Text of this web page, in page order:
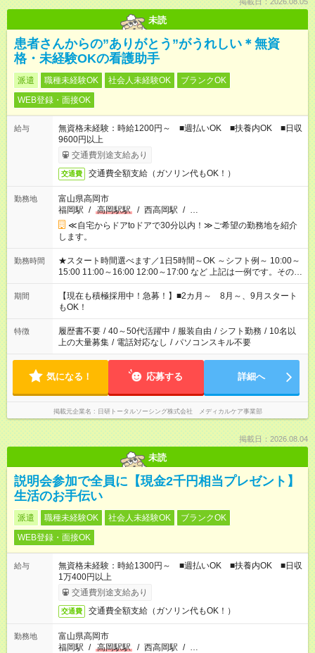
未読
患者さんからの”ありがとう”がうれしい＊無資
格・未経験OKの看護助手
派遣 職種未経験OK 社会人未経験OK
ブランクOK
WEB登録・面接OK
給与
無資格未経験：時給1200円～ ■週払いOK ■扶養内OK ■日収
9600円以上
交通費別途支給あり
交通費 交通費全額支給（ガソリン代もOK！）
勤務地
富山県高岡市
福岡駅 / 高岡駅駅 / 西高岡駅 / …
≪自宅からドアtoドアで30分以内！≫ご希望の勤務地を紹介
します。
勤務時間
★スタート時間選べます／1日5時間～OK ～シフト例～ 10:00～
15:00 11:00～16:00 12:00～17:00 など 上記は一例です。その他
シフトもご相談ください。 ※Wワークの場合当社と合わせて法
定労働時間が週40時間を超えなければOKです。
期間
【現在も積極採用中！急募！】■2カ月～ 8月～、9月スタート
もOK！
特徴 履歴書不要 / 40～50代活躍中 / 服装自由 / シフト勤務 / 10名以
上の大量募集 / 電話対応なし / パソコンスキル不要
気になる！ 応募する 詳細へ
掲載元企業名 日研トータルソーシング株式会社 メディカルケア事業部
掲載日：2026.08.04
未読
説明会参加で全員に【現金2千円相当プレゼント】
生活のお手伝い
派遣 職種未経験OK 社会人未経験OK
ブランクOK
WEB登録・面接OK
給与
無資格未経験：時給1300円～ ■週払いOK ■扶養内OK ■日収
1万400円以上
交通費別途支給あり
交通費 交通費全額支給（ガソリン代もOK！）
勤務地
富山県高岡市
福岡駅 / 高岡駅駅 / 西高岡駅 / …